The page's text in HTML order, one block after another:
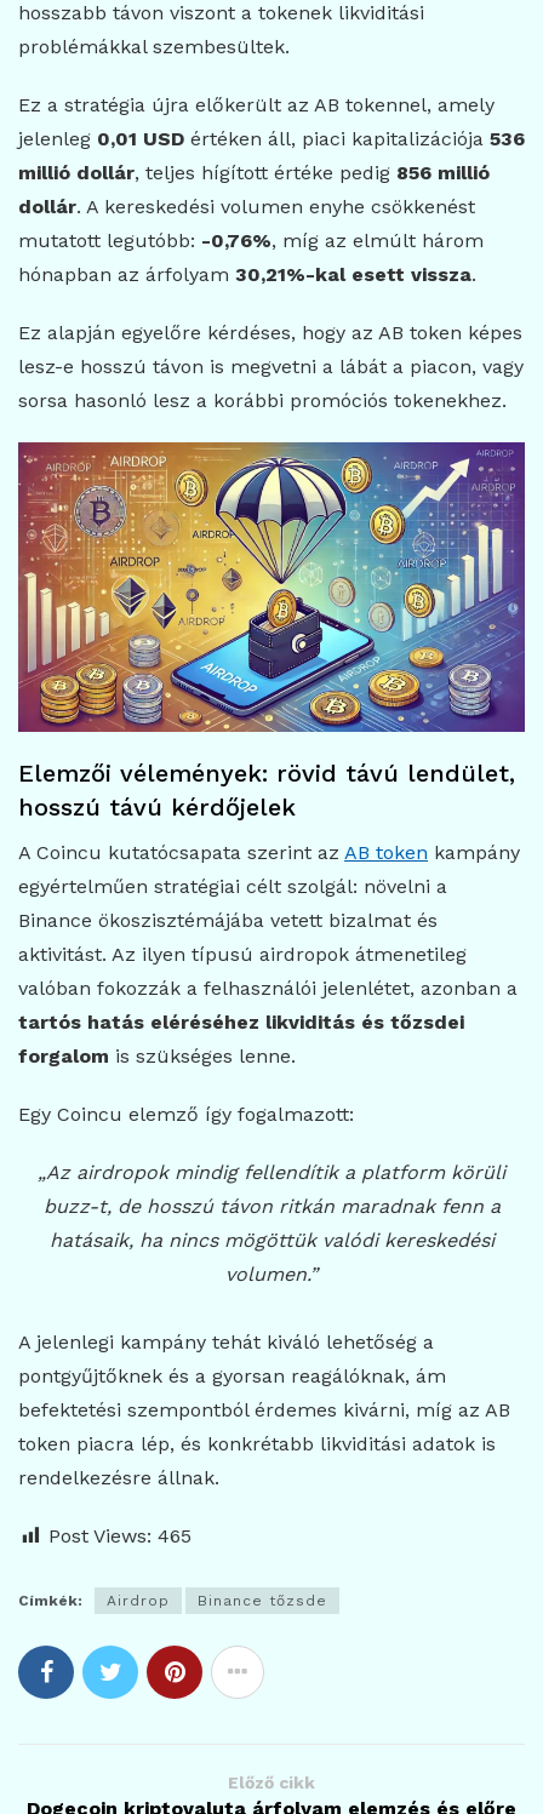
hosszabb távon viszont a tokenek likviditási
problémákkal szembesültek.
Ez a stratégia újra előkerült az AB tokennel, amely
jelenleg 0,01 USD értéken áll, piaci kapitalizációja 536
millió dollár, teljes hígított értéke pedig 856 millió
dollár. A kereskedési volumen enyhe csökkenést
mutatott legutóbb: -0,76%, míg az elmúlt három
hónapban az árfolyam 30,21%-kal esett vissza.
Ez alapján egyelőre kérdéses, hogy az AB token képes
lesz-e hosszú távon is megvetni a lábát a piacon, vagy
sorsa hasonló lesz a korábbi promóciós tokenekhez.
Elemzői vélemények: rövid távú lendület,
hosszú távú kérdőjelek
A Coincu kutatócsapata szerint az AB token kampány
egyértelműen stratégiai célt szolgál: növelni a
Binance ökoszisztémájába vetett bizalmat és
aktivitást. Az ilyen típusú airdropok átmenetileg
valóban fokozzák a felhasználói jelenlétet, azonban a
tartós hatás eléréséhez likviditás és tőzsdei
forgalom is szükséges lenne.
Egy Coincu elemző így fogalmazott:
„Az airdropok mindig fellendítik a platform körüli
buzz-t, de hosszú távon ritkán maradnak fenn a
hatásaik, ha nincs mögöttük valódi kereskedési
volumen.”
A jelenlegi kampány tehát kiváló lehetőség a
pontgyűjtőknek és a gyorsan reagálóknak, ám
befektetési szempontból érdemes kivárni, míg az AB
token piacra lép, és konkrétabb likviditási adatok is
rendelkezésre állnak.
Post Views: 465
Címkék: Airdrop Binance tőzsde
Előző cikk
Dogecoin kriptovaluta árfolyam elemzés és előre